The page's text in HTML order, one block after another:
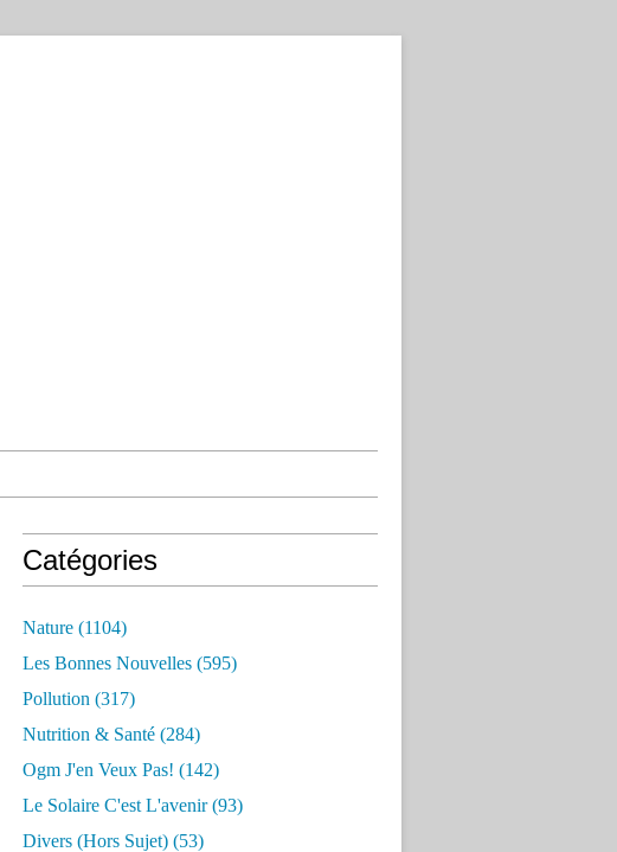
Catégories
Nature (1104)
Les Bonnes Nouvelles (595)
Pollution (317)
Nutrition & Santé (284)
Ogm J'en Veux Pas! (142)
Le Solaire C'est L'avenir(93)
Divers (hors Sujet) (53)